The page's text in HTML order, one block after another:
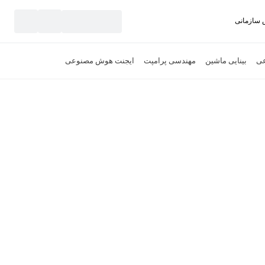
سازمانی
بینایی ماشین مهندسی پرامپت ایجنت هوش مصنوعی